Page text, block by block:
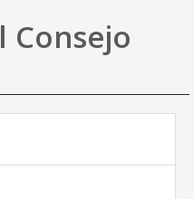
Mapa web
Ayuda
Consejo